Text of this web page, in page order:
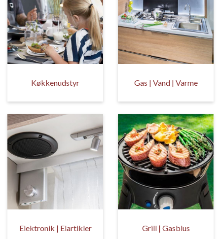
Køkkenudstyr Gas | Vand | Varme
Elektronik | Elartikler Grill | Gasblus